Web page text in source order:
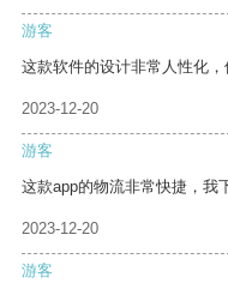
游客
这款软件的设计非常人性化，
2023-12-20
游客
这款app的物流非常快捷，我
2023-12-20
游客